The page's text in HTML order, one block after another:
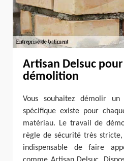
Artisan Delsuc
démolition
Vous souhaitez démolir
spécifique existe pour
matériau. Le travail de
règle de sécurité très stricte,
indispensable de faire